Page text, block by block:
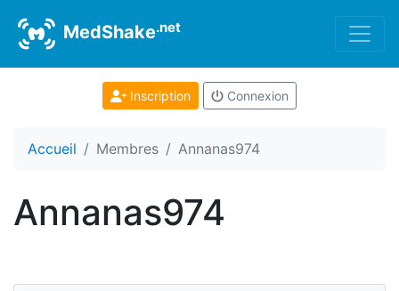
MedShake.net
Inscription Connexion
Accueil Membres Annanas974
Annanas974